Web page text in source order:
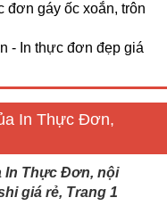
đơn gáy ốc xoắn, trôn
- In thực đơn đẹp giá
In Thực Đơn,
In Thực Đơn, nội
giá rẻ, Trang 1